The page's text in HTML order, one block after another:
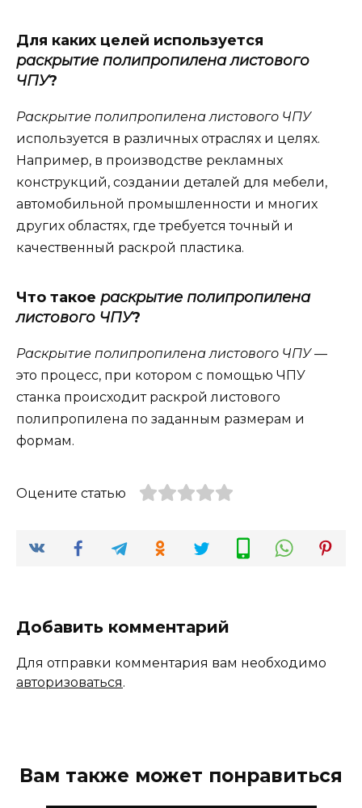
Для каких целей используется
раскрытие полипропилена листового
ЧПУ?
Раскрытие полипропилена листового ЧПУ
используется в различных отраслях и целях.
Например, в производстве рекламных
конструкций, создании деталей для мебели,
автомобильной промышленности и многих
других областях, где требуется точный и
качественный раскрой пластика.
Что такое раскрытие полипропилена
листового ЧПУ?
Раскрытие полипропилена листового ЧПУ—
это процесс, при котором с помощью ЧПУ
станка происходит раскрой листового
полипропилена по заданным размерам и
формам.
Оцените статью
Добавить комментарий
Для отправки комментария вам необходимо
авторизоваться.
Вам также может понравиться